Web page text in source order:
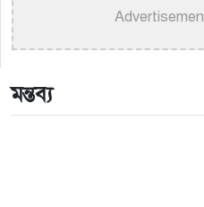
তালিকাভুক্ত হলেন ৯২ শিল্পী
>একই দিনে জন্ম, সুরের
জুটি
মন্তব্য